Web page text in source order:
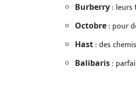
Burberry : leurs
Octobre : pour
Hast : des
Balibaris :